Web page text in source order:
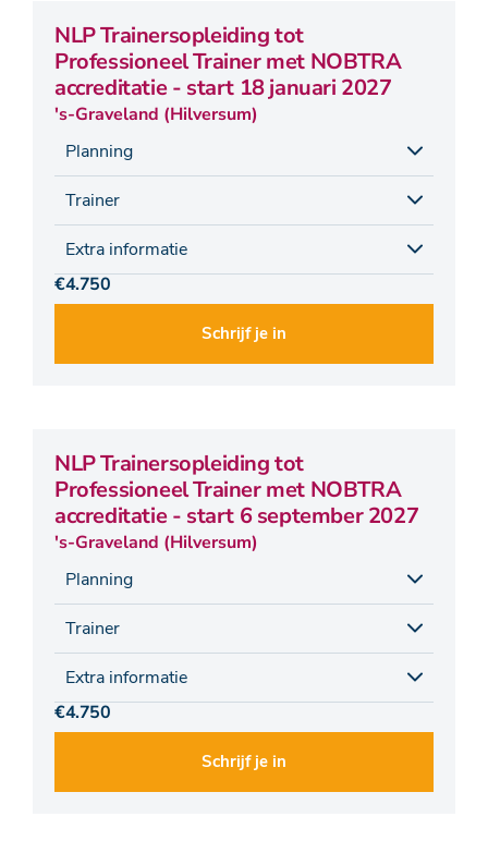
NLP Trainersopleiding tot
Professioneel Trainer met NOBTRA
accreditatie - start 18 januari 2027
's-Graveland (Hilversum)
Planning
Trainer
Extra informatie
€4.750
Schrijf je in
NLP Trainersopleiding tot
Professioneel Trainer met NOBTRA
accreditatie - start 6 september 2027
's-Graveland (Hilversum)
Planning
Trainer
Extra informatie
€4.750
Schrijf je in